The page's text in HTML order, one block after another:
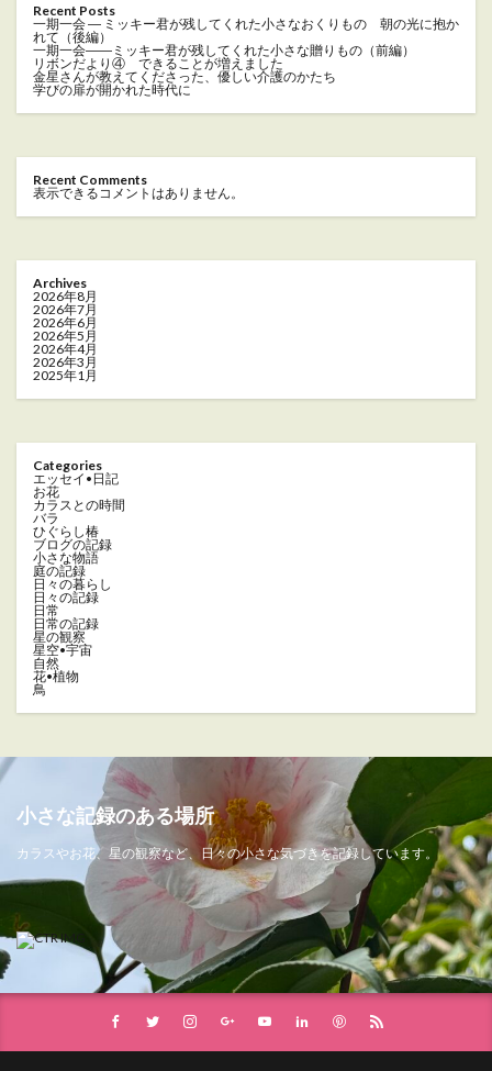
Recent Posts
一期一会 ― ミッキー君が残してくれた小さなおくりもの 朝の光に抱か
れて（後編）
一期一会――ミッキー君が残してくれた小さな贈りもの（前編）
リボンだより④ できることが増えました
金星さんが教えてくださった、優しい介護のかたち
学びの扉が開かれた時代に
Recent Comments
表示できるコメントはありません。
Archives
2026年8月
2026年7月
2026年6月
2026年5月
2026年4月
2026年3月
2025年1月
Categories
エッセイ•日記
お花
カラスとの時間
バラ
ひぐらし椿
ブログの記録
小さな物語
庭の記録
日々の暮らし
日々の記録
日常
日常の記録
星の観察
星空•宇宙
自然
花•植物
鳥
小さな記録のある場所
カラスやお花、星の観察など、日々の小さな気づきを記録しています。